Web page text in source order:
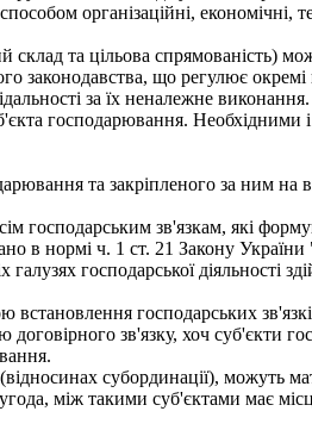
організаційні, економічні,
та цільова спрямованість)
законодавства, що регулює
за їх неналежне виконання.
господарювання. Необхідними
та закріпленого за ним на
господарським зв'язкам, які
в нормі ч. 1 ст. 21 Закону
господарської діяльності
встановлення господарських
договірного зв'язку, хоч суб'єкти
субординації), можуть
між такими суб'єктами має